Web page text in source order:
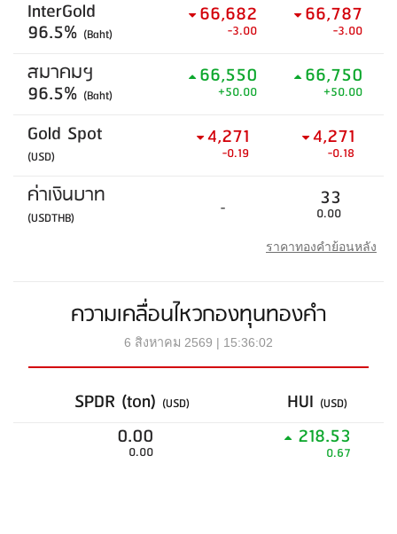
InterGold
96.5% (Baht)
66,682
-3.00
66,787
-3.00
สมาคมฯ
96.5% (Baht)
66,550
+50.00
66,750
+50.00
Gold Spot
(USD)
4,271
-0.19
4,271
-0.18
ค่าเงินบาท
(USDTHB) - 33
0.00
ราคาทองคำย้อนหลัง
ความเคลื่อนไหวกองทุนทองคำ
6 สิงหาคม 2569 | 15:36:02
SPDR (ton) (USD) HUI (USD)
0.00
0.00
218.53
0.67